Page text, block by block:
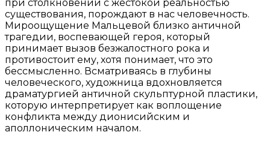
при столкновении с жестокой реальностью
существования, порождают в нас человечность.
Мироощущение Мальцевой близко античной
трагедии, воспевающей героя, который
принимает вызов безжалостного рока и
противостоит ему, хотя понимает, что это
бессмысленно. Всматриваясь в глубины
человеческого, художница вдохновляется
драматургией античной скульптурной пластики,
которую интерпретирует как воплощение
конфликта между дионисийским и
аполлоническим началом.